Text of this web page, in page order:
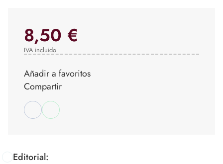
Editorial:
8,50 €
IVA incluido
Añadir a favoritos
Compartir